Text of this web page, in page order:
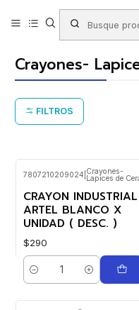
Productos LIBRERIA
Crayones- Lapices de Cera
Crayones-
FILTROS
7807210209024 Crayones-
Lapices de
CRAYON INDUSTRIAL
ARTEL BLANCO X
UNIDAD ( DESC. )
$290
Cantidad